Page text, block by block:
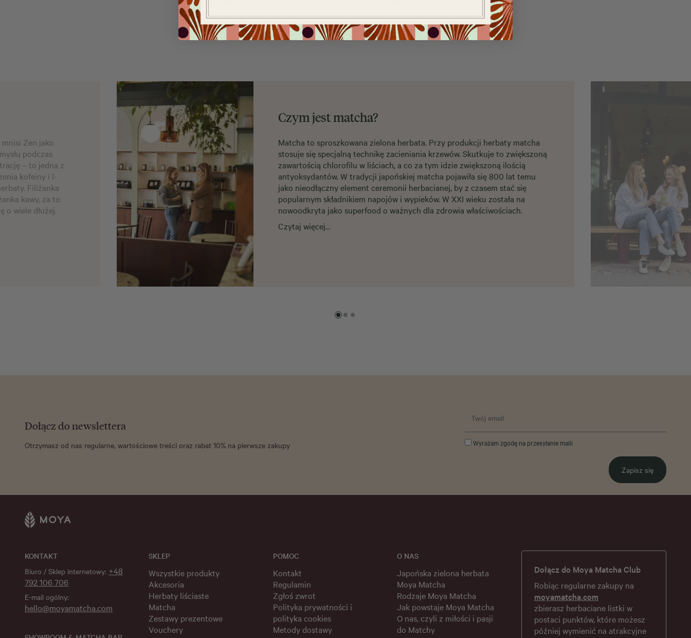
Zen jako
podczas
– to jedna z
kofeiny i l-
Filiżanka
kawy, za to
o wiele dłużej.
Czym jest matcha?
Matcha to sproszkowana zielona herbata. Przy produkcji herbaty matcha
stosuje się specjalną technikę zacieniania krzewów. Skutkuje to zwiększoną
zawartością chlorofilu w liściach, a co za tym idzie zwiększoną ilością
antyoksydantów. W tradycji japońskiej matcha pojawiła się 800 lat temu
jako nieodłączny element ceremonii herbacianej, by z czasem stać się
popularnym składnikiem napojów i wypieków. W XXI wieku została na
nowoodkryta jako superfood o ważnych dla zdrowia właściwościach.
Czytaj więcej…
Dołącz do newslettera
Otrzymasz od nas regularne, wartościowe treści oraz rabat 10% na pierwsze zakupy Wyrażam zgodę na przesyłanie maili
Zapisz się
KONTAKT
Biuro / Sklep internetowy: +48
792 106 706
E-mail ogólny:
hello@moyamatcha.com
SKLEP
Wszystkie produkty
Akcesoria
Herbaty liściaste
Matcha
Zestawy prezentowe
Vouchery
POMOC
Kontakt
Regulamin
Zgłoś zwrot
Polityka prywatności i
polityka cookies
Metody dostawy
O NAS
Japońska zielona herbata
Moya Matcha
Rodzaje Moya Matcha
Jak powstaje Moya Matcha
O nas, czyli z miłości i pasji
do Matchy
Dołącz do Moya Matcha Club
Robiąc regularne zakupy na
moyamatcha.com
zbierasz herbaciane listki w
postaci punktów, które możesz
później wymienić na atrakcyjne